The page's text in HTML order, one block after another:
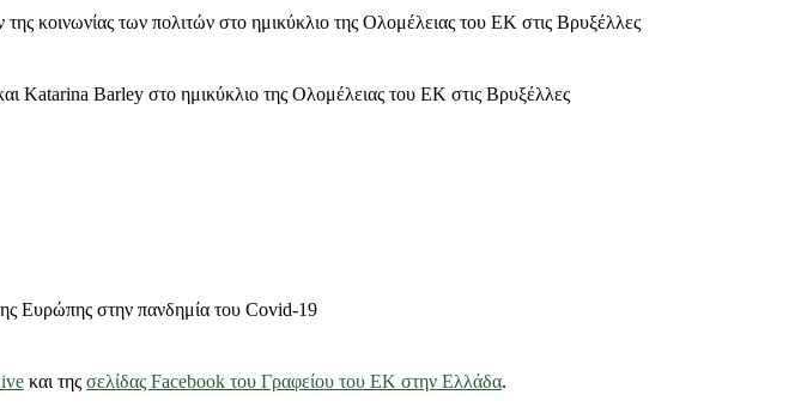
των πολιτών στο ημικύκλιο της Ολομέλειας του ΕΚ στις Βρυξέλλες
Katarina Barley στο ημικύκλιο της Ολομέλειας του ΕΚ στις Βρυξέλλες
Ευρώπης στην πανδημία του Covid-19
και της σελίδας Facebook του Γραφείου του ΕΚ στην Ελλάδα.